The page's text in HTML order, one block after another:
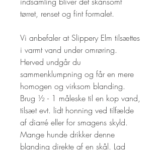
tørret, renset og fint formalet.
Vi anbefaler at Slippery Elm tilsættes
i varmt vand under omrøring.
Herved undgår du
sammenklumpning og får en mere
homogen og virksom blanding.
Brug ½ - 1 måleske til en kop vand,
tilsæt evt. lidt honning ved tilfælde
af diarré eller for smagens skyld.
Mange hunde drikker denne
blanding direkte af en skål. Lad